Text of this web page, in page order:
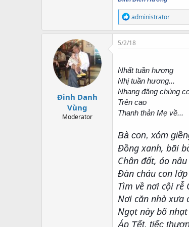
R
e
a
c
n
s
:
administrator
Đinh Danh
Vùng
Moderator
5/2/18
Nhất tuần hương
Nhị tuần hương...
Nhang đăng chúng
Trên cao
Thanh thản Mẹ về...
Bà con, xóm
Đồng xanh, bãi
Chân đất, áo
Đàn cháu con
Tìm về nơi cội rễ
Nơi căn nhà xưa
Ngọt này bõ
Áp Tết, tiếc